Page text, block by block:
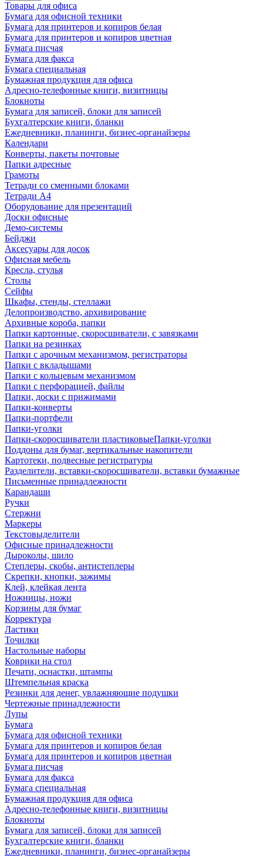
Товары для офиса
Бумага для офисной техники
Бумага для принтеров и копиров белая
Бумага для принтеров и копиров цветная
Бумага писчая
Бумага для факса
Бумага специальная
Бумажная продукция для офиса
Адресно-телефонные книги, визитницы
Блокноты
Бумага для записей, блоки для записей
Бухгалтерские книги, бланки
Ежедневники, планинги, бизнес-органайзеры
Календари
Конверты, пакеты почтовые
Папки адресные
Грамоты
Тетради со сменными блоками
Тетради А4
Оборудование для презентаций
Доски офисные
Демо-системы
Бейджи
Аксесуары для досок
Офисная мебель
Кресла, стулья
Столы
Сейфы
Шкафы, стенды, стеллажи
Делопроизводство, архивирование
Архивные короба, папки
Папки картонные, скоросшиватели, с завязками
Папки на резинках
Папки с арочным механизмом, регистраторы
Папки с вкладышами
Папки с кольцевым механизмом
Папки с перфорацией, файлы
Папки, доски с прижимами
Папки-конверты
Папки-портфели
Папки-уголки
Папки-скоросшиватели пластиковыеПапки-уголки
Поддоны для бумаг, вертикальные накопители
Картотеки, подвесные регистратуры
Разделители, вставки-скоросшиватели, вставки бумажные
Письменные принадлежности
Карандаши
Ручки
Стержни
Маркеры
Текстовыделители
Офисные принадлежности
Дыроколы, шило
Степлеры, скобы, антистеплеры
Скрепки, кнопки, зажимы
Клей, клейкая лента
Ножницы, ножи
Корзины для бумаг
Корректура
Ластики
Точилки
Настольные наборы
Коврики на стол
Печати, оснастки, штампы
Штемпельная краска
Резинки для денег, увлажняющие подушки
Чертежные принадлежности
Лупы
Бумага
Бумага для офисной техники
Бумага для принтеров и копиров белая
Бумага для принтеров и копиров цветная
Бумага писчая
Бумага для факса
Бумага специальная
Бумажная продукция для офиса
Адресно-телефонные книги, визитницы
Блокноты
Бумага для записей, блоки для записей
Бухгалтерские книги, бланки
Ежедневники, планинги, бизнес-органайзеры